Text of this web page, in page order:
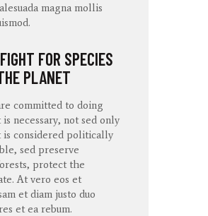
magna mollis
FOR SPECIES
PLANET
committed to doing
necessary, not sed only
is considered politically
sed preserve
protect the
At vero eos et
et diam justo duo
et ea rebum.